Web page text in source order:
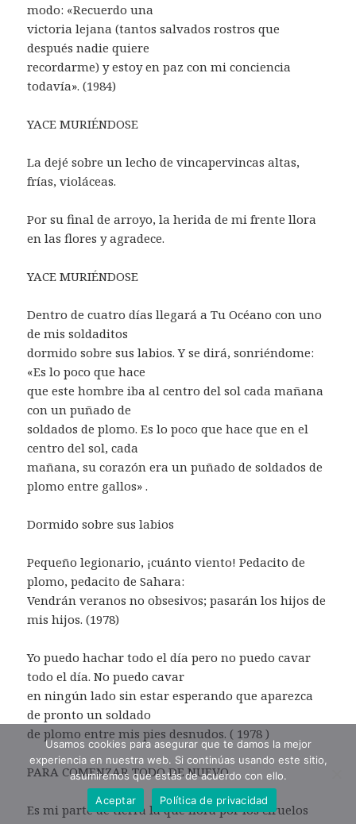
modo: «Recuerdo una
victoria lejana (tantos salvados rostros que
después nadie quiere
recordarme) y estoy en paz con mi conciencia
todavía». (1984)
YACE MURIÉNDOSE
La dejé sobre un lecho de vincapervincas altas,
frías, violáceas.
Por su final de arroyo, la herida de mi frente llora
en las flores y agradece.
YACE MURIÉNDOSE
Dentro de cuatro días llegará a Tu Océano con uno
de mis soldaditos
dormido sobre sus labios. Y se dirá, sonriéndome:
«Es lo poco que hace
que este hombre iba al centro del sol cada mañana
con un puñado de
soldados de plomo. Es lo poco que hace que en el
centro del sol, cada
mañana, su corazón era un puñado de soldados de
plomo entre gallos» .
Dormido sobre sus labios
Pequeño legionario, ¡cuánto viento! Pedacito de
plomo, pedacito de Sahara:
Vendrán veranos no obsesivos; pasarán los hijos de
mis hijos. (1978)
Yo puedo hachar todo el día pero no puedo cavar
todo el día. No puedo cavar
en ningún lado sin estar esperando que aparezca
de pronto un soldado
de plomo entre mis pies desnudos. ( 1978 )
PARA COMENZAR TODO DE NUEVO
Es mi parte de tierra la que llora por los ciruelos
Usamos cookies para asegurar que te damos la mejor
experiencia en nuestra web. Si continúas usando este sitio,
asumiremos que estás de acuerdo con ello.
Aceptar
Política de privacidad